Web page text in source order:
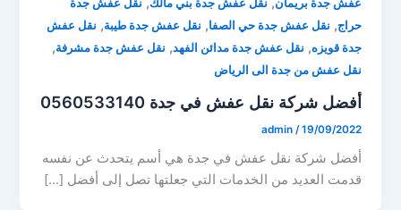
عفش جدة بريمان
نقل عفش جدة بني مالك
نقل عفش جدة
حراج, نقل عفش جدة حي الصفا, نقل عفش جدة طيبة, نقل عفش
جدة قويزه, نقل عفش جدة مدائن الفهد, نقل عفش جدة مشرفة,
نقل عفش من جدة الى الرياض
أفضل شركة نقل عفش في جدة 0560533140
admin /19/09/2022
أفضل شركة نقل عفش في جدة هي أسم يتحدث عن نفسه
قدمت العديد من الخدمات التي جعلتها تصل إلى أفضل […]